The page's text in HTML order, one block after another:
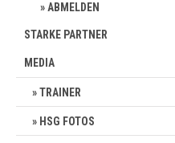
ABMELDEN
STARKE PARTNER
MEDIA
TRAINER
HSG FOTOS